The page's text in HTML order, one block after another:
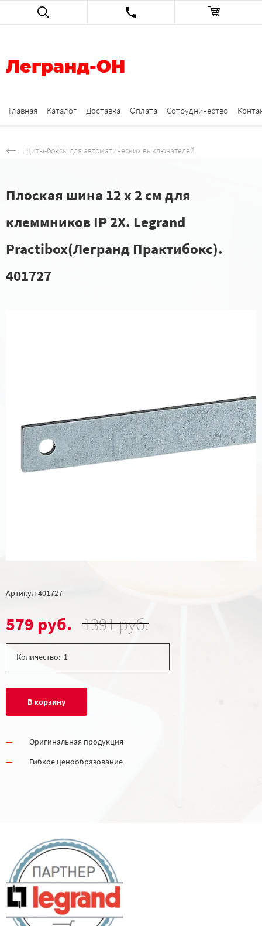
Легранд-ОН
Главная Каталог Доставка Оплата Сотрудничество
Щиты-боксы для автоматических выключателей
Плоская шина 12 x 2 см для
клеммников IP 2X. Legrand
Practibox(Легранд Практибокс).
401727
Артикул 401727
579 руб. 1391 руб.
Количество:
В корзину
Оригинальная продукция
Гибкое ценообразование